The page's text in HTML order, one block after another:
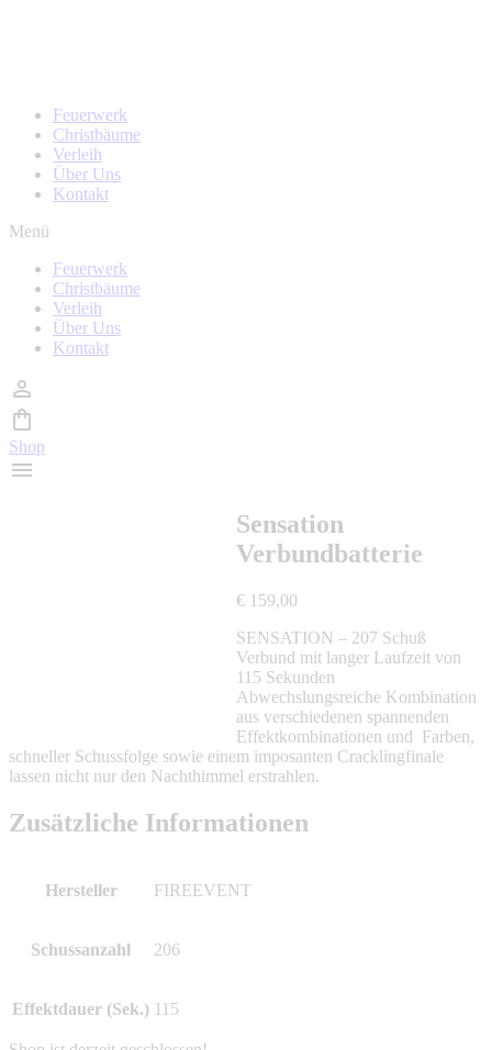
Feuerwerk
Christbäume
Verleih
Über Uns
Kontakt
Menü
Feuerwerk
Christbäume
Verleih
Über Uns
Kontakt
Shop
Sensation
Verbundbatterie
€ 159,00
SENSATION – 207 Schuß
Verbund mit langer Laufzeit von
115 Sekunden
Abwechslungsreiche Kombination
aus verschiedenen spannenden
Effektkombinationen und Farben,
schneller Schussfolge sowie einem imposanten Cracklingfinale
lassen nicht nur den Nachthimmel erstrahlen.
Zusätzliche Informationen
Hersteller FIREEVENT
Schussanzahl 206
Effektdauer (Sek.) 115